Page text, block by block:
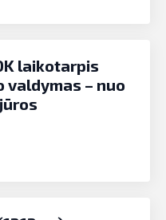
laikotarpis
valdymas – nuo